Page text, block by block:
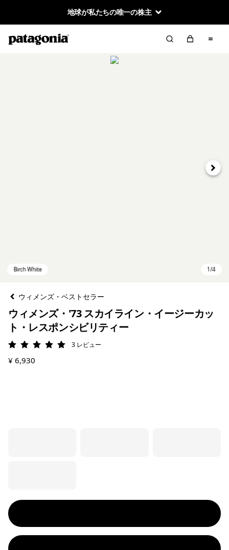
地球が私たちの唯一の株主
次へ
ウィメンズ・ベストセラー
ウィメンズ・'73 スカイライン・イージーカッ
ト・レスポンシビリティー
評価: 5 / 5 3 レビュー
¥ 6,930